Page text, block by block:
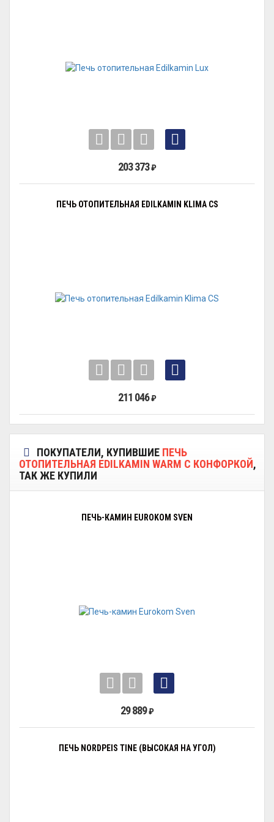
203 373₽
ПЕЧЬ ОТОПИТЕЛЬНАЯ EDILKAMIN KLIMA CS
211 046₽
ПОКУПАТЕЛИ, КУПИВШИЕ ПЕЧЬ
ОТОПИТЕЛЬНАЯ EDILKAMIN WARM С КОНФОРКОЙ,
ТАК ЖЕ КУПИЛИ
ПЕЧЬ-КАМИН EUROKOM SVEN
29 889₽
ПЕЧЬ NORDPEIS TINE (ВЫСОКАЯ НА УГОЛ)